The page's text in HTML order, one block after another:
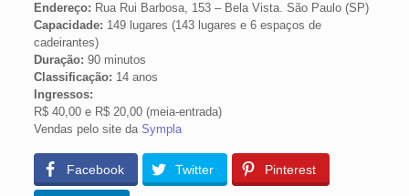
Endereço: Rua Rui Barbosa, 153 – Bela Vista. São Paulo (SP)
Capacidade: 149 lugares (143 lugares e 6 espaços de
cadeirantes)
Duração: 90 minutos
Classificação: 14 anos
Ingressos:
R$ 40,00 e R$ 20,00 (meia-entrada)
Vendas pelo site da Sympla
Facebook Twitter Pinterest